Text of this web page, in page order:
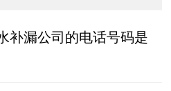
补漏公司的电话号码是